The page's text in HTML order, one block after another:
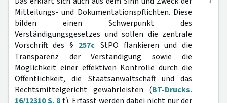
Mitteilungs- und Dokumentationspflichten. Diese
bilden einen Schwerpunkt des
Verständigungsgesetzes und sollen die zentrale
Vorschrift des § 257c StPO flankieren und die
Transparenz der Verständigung sowie die
Möglichkeit einer effektiven Kontrolle durch die
Öffentlichkeit, die Staatsanwaltschaft und das
Rechtsmittelgericht gewährleisten (BT-Drucks.